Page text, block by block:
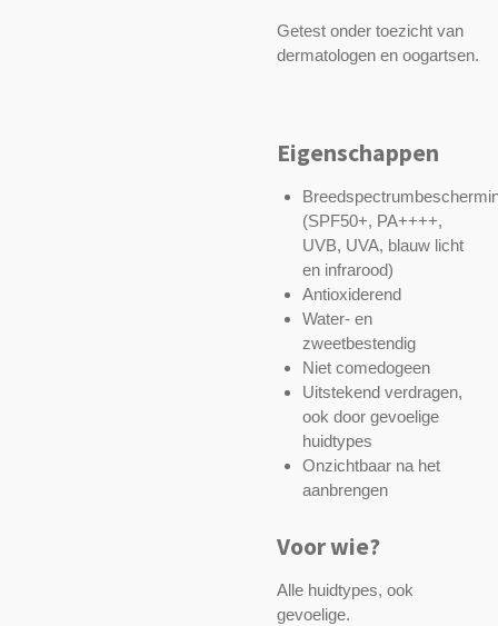
Getest onder toezicht van
dermatologen en oogartsen.
Eigenschappen
(SPF50+, PA++++,
UVB, UVA, blauw licht
en infrarood)
Antioxiderend
Water- en
zweetbestendig
Niet comedogeen
Uitstekend verdragen,
ook door gevoelige
huidtypes
Onzichtbaar na het
aanbrengen
Voor wie?
Alle huidtypes, ook
gevoelige.